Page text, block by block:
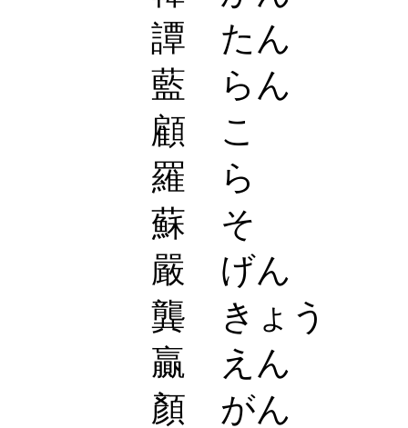
譚 たん
藍 らん
顧 こ
羅 ら
蘇 そ
嚴 げん
龔 きょう
贏 えん
顏 がん